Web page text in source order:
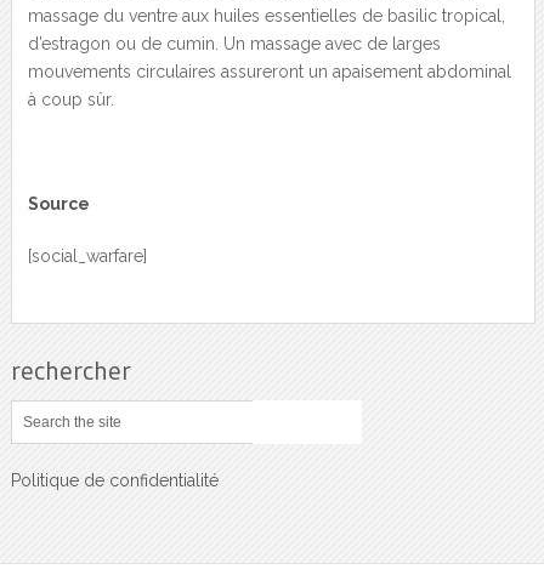
massage du ventre aux huiles essentielles de basilic tropical,
d’estragon ou de cumin. Un massage avec de larges
mouvements circulaires assureront un apaisement abdominal
à coup sûr.
Source
[social_warfare]
rechercher
Politique de confidentialité